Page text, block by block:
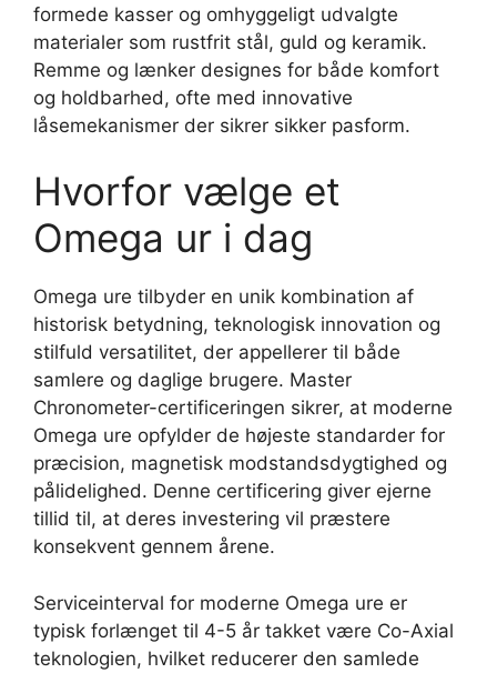
formede kasser og omhyggeligt udvalgte
materialer som rustfrit stål, guld og keramik.
Remme og lænker designes for både komfort
og holdbarhed, ofte med innovative
låsemekanismer der sikrer sikker pasform.
Hvorfor vælge et
Omega ur i dag
Omega ure tilbyder en unik kombination af
historisk betydning, teknologisk innovation og
stilfuld versatilitet, der appellerer til både
samlere og daglige brugere. Master
Chronometer-certificeringen sikrer, at moderne
Omega ure opfylder de højeste standarder for
præcision, magnetisk modstandsdygtighed og
pålidelighed. Denne certificering giver ejerne
tillid til, at deres investering vil præstere
konsekvent gennem årene.
Serviceinterval for moderne Omega ure er
typisk forlænget til 4-5 år takket være Co-Axial
teknologien, hvilket reducerer den samlede